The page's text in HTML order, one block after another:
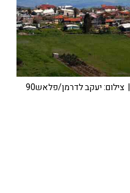
| צילום: יעקב לדרמן/פלאש90